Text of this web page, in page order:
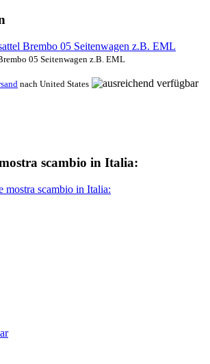
05 Seitenwagen z.B. EML
nach United States
scambio in Italia:
mostra scambio in Italia: